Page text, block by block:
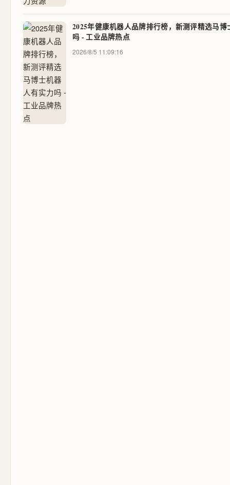
2025年健康机器人品牌排行榜，新测评精选马
吗 - 工业品牌热点
2026/8/5 11:09:16